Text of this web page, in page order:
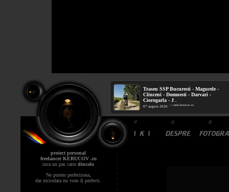
Traseu SSP Bucuresti - Magurele -
Clinceni - Domnesti - Darvari -
Ciorogarla - J...
07 august 2026 / via mtb.kerucov.ro
proiect personal
freelancer KERUCOV .ro
inca un pas catre dincolo
Ne putem perfectiona,
dar niciodata nu vom fi perfecti.